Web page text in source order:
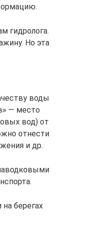
гидролога.
Но эта
воды
— место
вод) от
отнести
и др.
берегах